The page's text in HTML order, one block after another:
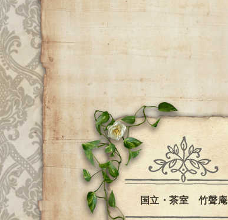
国立・茶室 竹聲庵